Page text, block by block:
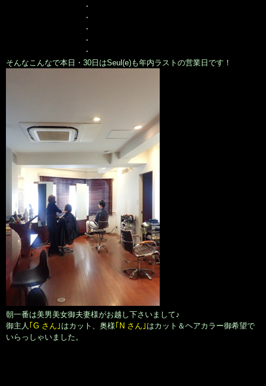
・
・
・
・
・
そんなこんなで本日・30日はSeul(e)も年内ラストの営業日です！
朝一番は美男美女御夫妻様がお越し下さいまして♪
御主人
｢G さん｣ はカット、奥様 ｢N さん｣ はカット＆ヘアカラー御希望で
いらっしゃいました。